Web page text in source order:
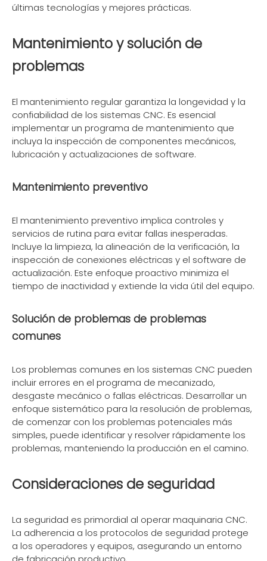
últimas tecnologías y mejores prácticas.
Mantenimiento y solución de
problemas
El mantenimiento regular garantiza la longevidad y la
confiabilidad de los sistemas CNC. Es esencial
implementar un programa de mantenimiento que
incluya la inspección de componentes mecánicos,
lubricación y actualizaciones de software.
Mantenimiento preventivo
El mantenimiento preventivo implica controles y
servicios de rutina para evitar fallas inesperadas.
Incluye la limpieza, la alineación de la verificación, la
inspección de conexiones eléctricas y el software de
actualización. Este enfoque proactivo minimiza el
tiempo de inactividad y extiende la vida útil del equipo.
Solución de problemas de problemas
comunes
Los problemas comunes en los sistemas CNC pueden
incluir errores en el programa de mecanizado,
desgaste mecánico o fallas eléctricas. Desarrollar un
enfoque sistemático para la resolución de problemas,
de comenzar con los problemas potenciales más
simples, puede identificar y resolver rápidamente los
problemas, manteniendo la producción en el camino.
Consideraciones de seguridad
La seguridad es primordial al operar maquinaria CNC.
La adherencia a los protocolos de seguridad protege
a los operadores y equipos, asegurando un entorno